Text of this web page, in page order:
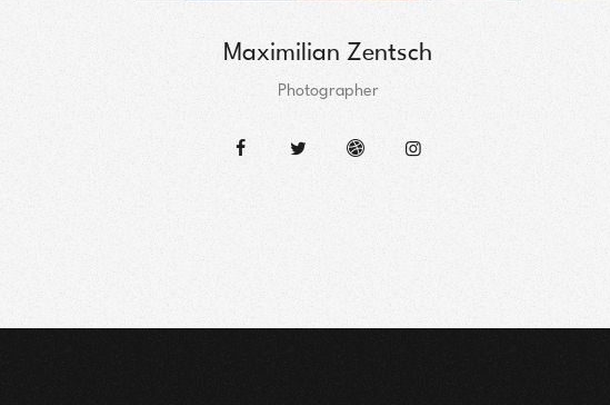
Maximilian Zentsch
Photographer